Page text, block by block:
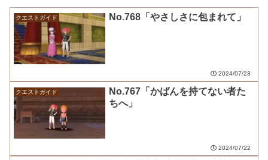
クエストガイド No.768「やさしさに包まれて」
2024/07/23
クエストガイド
No.767「かばんを持てない者た
ちへ」
2024/07/22